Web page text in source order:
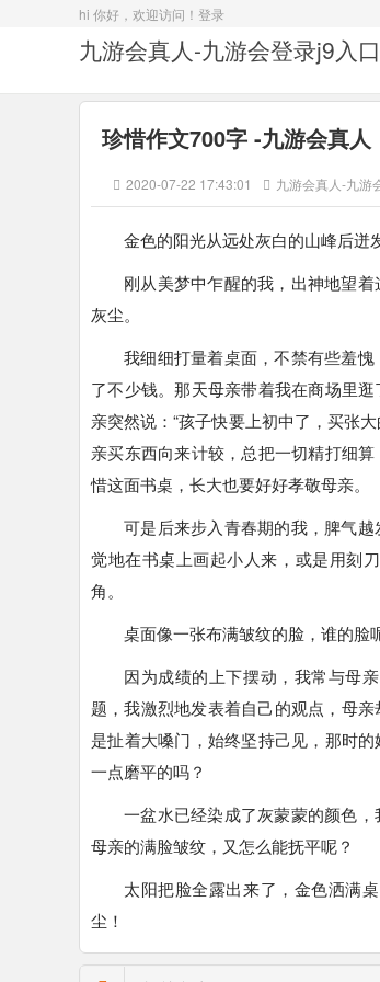
hi 你好，欢迎访问！ 登录
九游会真人-九游会登录j9入口
珍惜作文700字 -九游会真人
2020-07-22 17:43:01 九游会真人-九游
金色的阳光从远处灰白的山峰后迸
刚从美梦中乍醒的我，出神地望
灰尘。
我细细打量着桌面，不禁有些羞
了不少钱。那天母亲带着我在商场里
亲突然说：“孩子快要上初中了，买张
亲买东西向来计较，总把一切精打细
惜这面书桌，长大也要好好孝敬母亲。
可是后来步入青春期的我，脾气
觉地在书桌上画起小人来，或是用刻
角。
桌面像一张布满皱纹的脸，谁的脸
因为成绩的上下摆动，我常与母
题，我激烈地发表着自己的观点， 母亲
是扯着大嗓门，始终坚持己见，那时
一点磨平的吗？
一盆水已经染成了灰蒙蒙的颜色
母亲的满脸皱纹，又怎么能抚平呢？
太阳把脸全露出来了，金色洒满
尘！